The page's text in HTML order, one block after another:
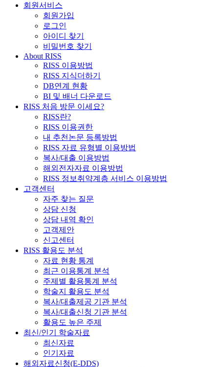
회원서비스
회원가입
로그인
아이디 찾기
비밀번호 찾기
About RISS
RISS 이용방법
RISS 지식더하기
DB연계 현황
BI 및 배너 다운로드
RISS 처음 방문 이세요?
RISS란?
RISS 이용권한
내 추천논문 등록방법
RISS 자료 유형별 이용방법
복사/대출 이용방법
해외전자자료 이용방법
RISS 정보취약계층 서비스 이용방법
고객센터
자주 찾는 질문
상담 신청
상담 내역 확인
고객제안
신고센터
RISS 활용도 분석
자료 현황 통계
최근 이용통계 분석
주제별 활용통계 분석
학술지 활용도 분석
복사/대출제공 기관 분석
복사/대출신청 기관 분석
활용도 높은 주제
최신/인기 학술자료
최신자료
인기자료
해외자료신청(E-DDS)